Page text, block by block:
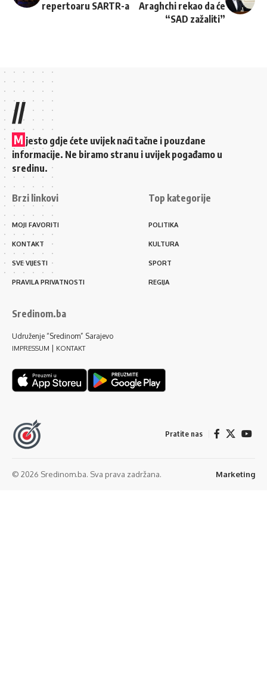
repertoaru SARTR-a
Araghchi rekao da će
“SAD zažaliti”
//
M jesto gdje ćete uvijek naći tačne i pouzdane
informacije. Ne biramo stranu i uvijek pogađamo u
sredinu.
Brzi linkovi
MOJI FAVORITI
KONTAKT
SVE VIJESTI
PRAVILA PRIVATNOSTI
Top kategorije
POLITIKA
KULTURA
SPORT
REGIJA
Sredinom.ba
Udruženje “Sredinom” Sarajevo
IMPRESSUM KONTAKT
Pratite nas
© 2026 Sredinom.ba. Sva prava zadržana. Marketing